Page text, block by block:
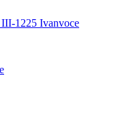
1225 Ivanvoce